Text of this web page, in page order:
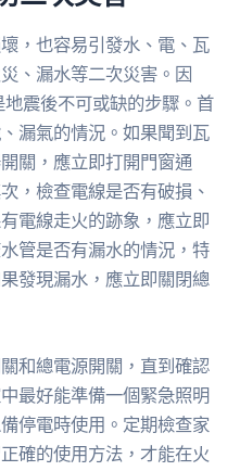
，也容易引發水、電、瓦
、漏水等二次災害。因
震後不可或缺的步驟。首
漏氣的情況。如果聞到瓦
關，應立即打開門窗通
，檢查電線是否有破損、
電線走火的跡象，應立即
管是否有漏水的情況，特
發現漏水，應立即關閉總
和總電源開關，直到確認
最好能準備一個緊急照明
停電時使用。定期檢查家
確的使用方法，才能在火